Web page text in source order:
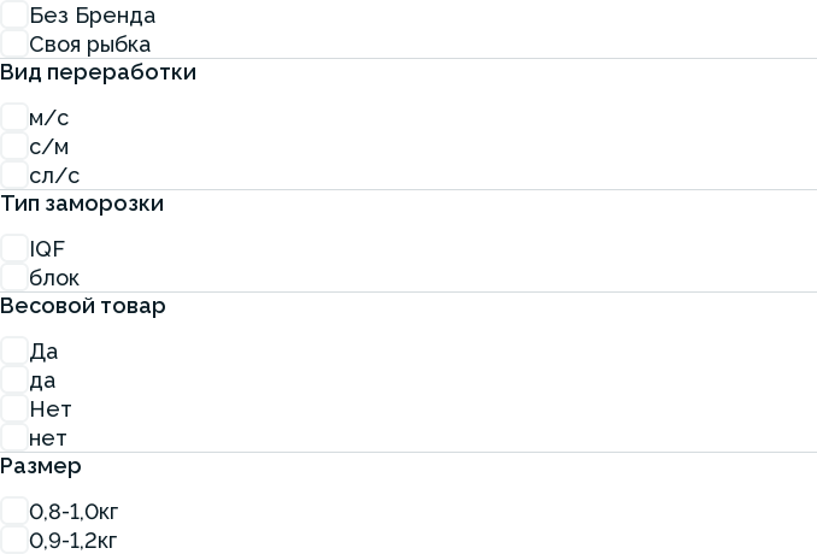
Без Бренда
Своя рыбка
Вид переработки
м/с
с/м
сл/с
Тип заморозки
IQF
блок
Весовой товар
Да
да
Нет
нет
Размер
0,8-1,0кг
0,9-1,2кг